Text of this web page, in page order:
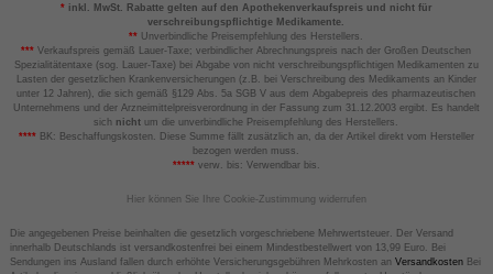
*inkl. MwSt. Rabatte gelten auf den Apothekenverkaufspreis und nicht für
verschreibungspflichtige Medikamente.
** Unverbindliche Preisempfehlung des Herstellers.
*** Verkaufspreis gemäß Lauer-Taxe; verbindlicher Abrechnungspreis nach der Großen Deutschen
Spezialitätentaxe (sog. Lauer-Taxe) bei Abgabe von nicht verschreibungspflichtigen Medikamenten zu
Lasten der gesetzlichen Krankenversicherungen (z.B. bei Verschreibung des Medikaments an Kinder
unter 12 Jahren), die sich gemäß §129 Abs. 5a SGB V aus dem Abgabepreis des pharmazeutischen
Unternehmens und der Arzneimittelpreisverordnung in der Fassung zum 31.12.2003 ergibt. Es handelt
sich nicht um die unverbindliche Preisempfehlung des Herstellers.
****BK: Beschaffungskosten. Diese Summe fällt zusätzlich an, da der Artikel direkt vom Hersteller
bezogen werden muss.
*****verw. bis: Verwendbar bis.
Hier können Sie Ihre Cookie-Zustimmung widerrufen
Die angegebenen Preise beinhalten die gesetzlich vorgeschriebene Mehrwertsteuer. Der Versand
innerhalb Deutschlands ist versandkostenfrei bei einem Mindestbestellwert von 13,99 Euro. Bei
Sendungen ins Ausland fallen durch erhöhte Versicherungsgebühren Mehrkosten an VersandkostenBei